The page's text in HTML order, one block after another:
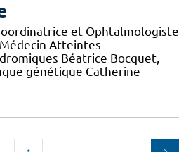
et Ophtalmologiste
Atteintes
Béatrice Bocquet,
génétique Catherine